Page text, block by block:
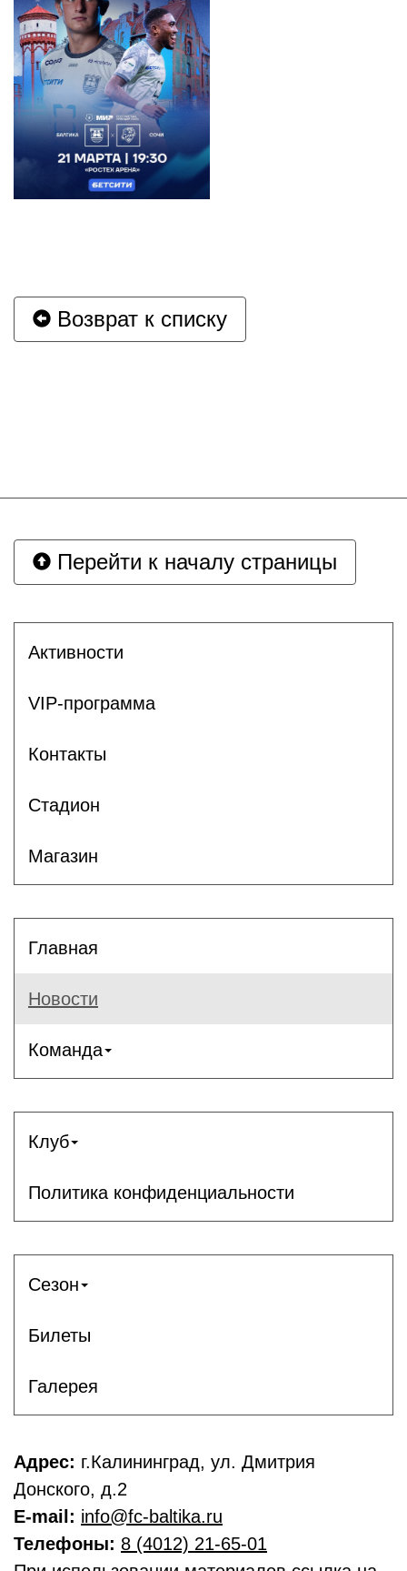
Возврат к списку
Перейти к началу страницы
Активности
VIP-программа
Контакты
Стадион
Магазин
Главная
Новости
Команда
Клуб
Политика конфиденциальности
Сезон
Билеты
Галерея
Адрес: г.Калининград, ул. Дмитрия
Донского, д.2
E-mail: info@fc-baltika.ru
Телефоны: 8 (4012) 21-65-01